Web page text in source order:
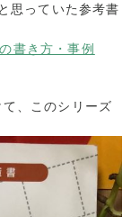
思っていた参考書
書き方・事例
、このシリーズ